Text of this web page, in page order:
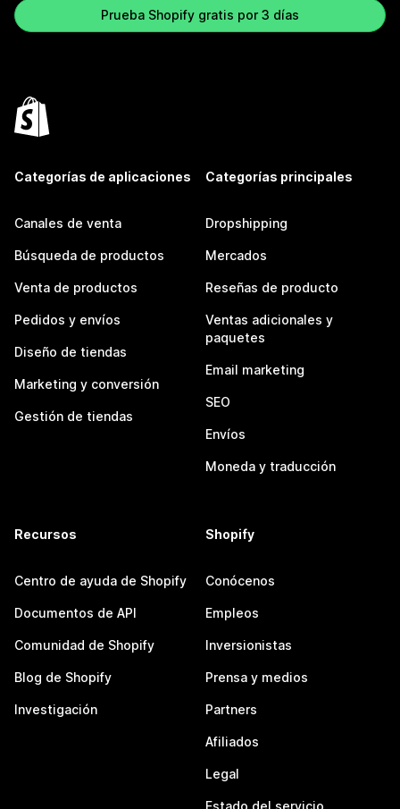
Prueba Shopify gratis por 3 días
Categorías de aplicaciones
Canales de venta
Búsqueda de productos
Venta de productos
Pedidos y envíos
Diseño de tiendas
Marketing y conversión
Gestión de tiendas
Categorías principales
Dropshipping
Mercados
Reseñas de producto
Ventas adicionales y
paquetes
Email marketing
SEO
Envíos
Moneda y traducción
Recursos
Centro de ayuda de Shopify
Documentos de API
Comunidad de Shopify
Blog de Shopify
Investigación
Shopify
Conócenos
Empleos
Inversionistas
Prensa y medios
Partners
Afiliados
Legal